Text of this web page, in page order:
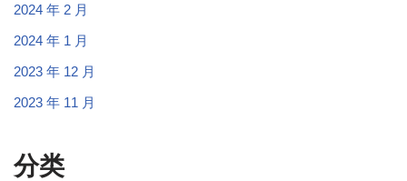
2024 年 2 月
2024 年 1 月
2023 年 12 月
2023 年 11 月
分类